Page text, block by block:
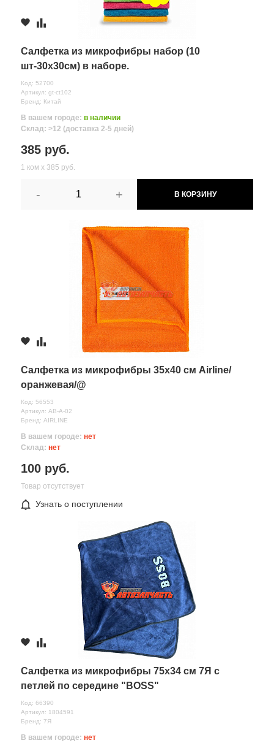
≈ 3д.
Салфетка из микрофибры набор (10
шт-30х30см) в наборе.
Код: 52700
Артикул: gt-ct102
Бренд: Китай
В вашем городе: в наличии
Склад: >12 (доставка 2-5 дней)
385 руб.
1 ком х 385 руб.
- + В КОРЗИНУ
Салфетка из микрофибры 35х40 см Airline/
оранжевая/@
Код: 56553
Артикул: AB-A-02
Бренд: AIRLINE
В вашем городе: нет
Склад: нет
100 руб.
Товар отсутствует
Узнать о поступлении
Салфетка из микрофибры 75х34 см 7Я с
петлей по середине "BOSS"
Код: 66390
Артикул: 1804591
Бренд: 7Я
В вашем городе: нет